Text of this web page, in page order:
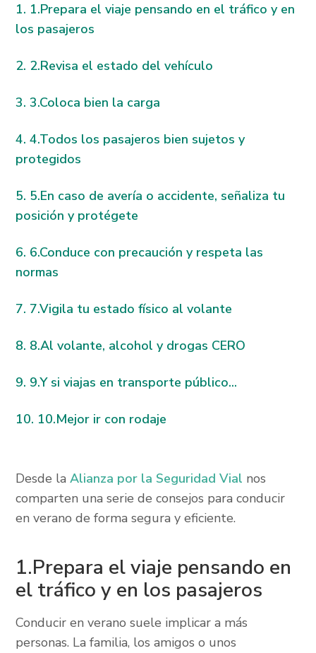
1.Prepara el viaje pensando en el tráfico y en
los pasajeros
2.Revisa el estado del vehículo
3.Coloca bien la carga
4.Todos los pasajeros bien sujetos y
protegidos
5.En caso de avería o accidente, señaliza tu
posición y protégete
6.Conduce con precaución y respeta las
normas
7.Vigila tu estado físico al volante
8.Al volante, alcohol y drogas CERO
9.Y si viajas en transporte público...
10.Mejor ir con rodaje
Desde laAlianza por la Seguridad Vial nos
comparten una serie de consejos para conducir
en verano de forma segura y eficiente.
1.Prepara el viaje pensando en
el tráfico y en los pasajeros
Conducir en verano suele implicar a más
personas. La familia, los amigos o unos